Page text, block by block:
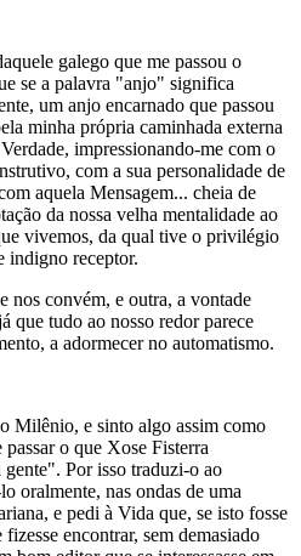
galego que me passou o
se a palavra "anjo" significa
um anjo encarnado que passou
minha própria caminhada externa
impressionando-me com o
com a sua personalidade de
aquela Mensagem... cheia de
da nossa velha mentalidade ao
vivemos, da qual tive o privilégio
indigno receptor.
nos convém, e outra, a vontade
que tudo ao nosso redor parece
a adormecer no automatismo.
Milênio, e sinto algo assim como
o que Xose Fisterra
Por isso traduzi-o ao
oralmente, nas ondas de uma
e pedi à Vida que, se isto fosse
encontrar, sem demasiado